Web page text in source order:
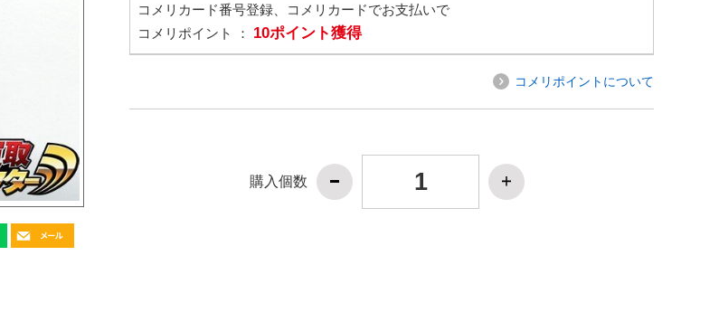
コメリカード番号登録、コメリカードでお支払いで
コメリポイント ： 10ポイント獲得
コメリポイントについて
購入個数